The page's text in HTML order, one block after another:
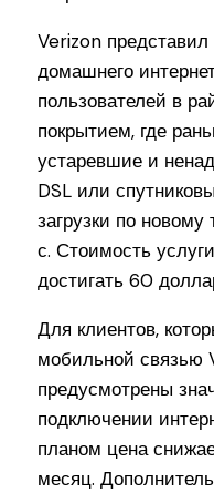
Verizon
домашнего
пользователей в
покрытием, где
устаревшие и
DSL или
загрузки по
с. Стоимость
достигать 60
Для клиентов,
мобильной связью
предусмотрены
подключении
планом цена
месяц.